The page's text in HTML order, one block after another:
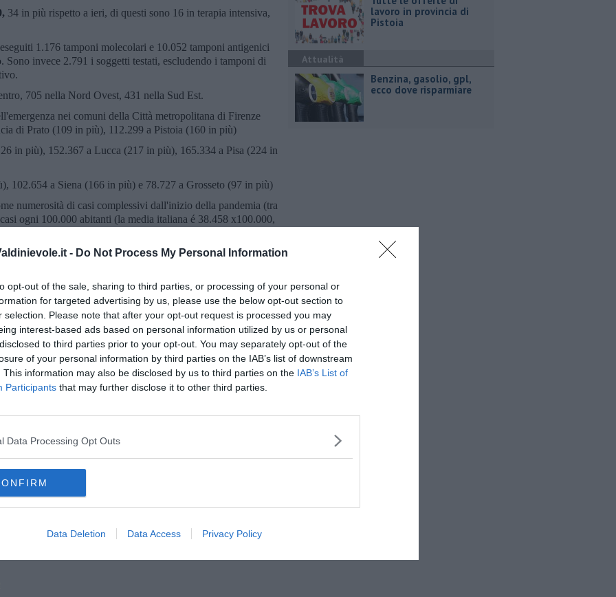
- Do Not Process My Personal Information
opt-out of the sale, sharing to third parties, or processing of your personal or
for targeted advertising by us, please use the below opt-out section to
selection. Please note that after your opt-out request is processed you may
interest-based ads based on personal information utilized by us or personal
to third parties prior to your opt-out. You may separately opt-out of the
of your personal information by third parties on the IAB’s list of downstream
This information may also be disclosed by us to third parties on the IAB’s List of
Participants that may further disclose it to other third parties.
Data Processing Opt Outs
Data Deletion Data Access Privacy Policy
34 in più rispetto a ieri, di questi sono 16 in terapia intensiva,
1.176 tamponi molecolari e 10.052 tamponi antigenici
invece 2.791 i soggetti testati, escludendo i tamponi di
705 nella Nord Ovest, 431 nella Sud Est.
nei comuni della Città metropolitana di Firenze
di Prato (109 in più), 112.299 a Pistoia (160 in più)
in più), 152.367 a Lucca (217 in più), 165.334 a Pisa (224 in
102.654 a Siena (166 in più) e 78.727 a Grosseto (97 in più)
numerosità di casi complessivi dall'inizio della pandemia (tra
ogni 100.000 abitanti (la media italiana é 38.458 x100.000,
con il tasso più alto é Lucca (con 39.683 casi ogni 100
(39.291). La più bassa concentrazione si riscontra a Prato
sintomi lievi che non richiedono cure ospedaliere o
a ieri, più 1,7%).
tutti gli effetti, da un punto di vista virale, certificati con
3.410 nella Città metropolitana di Firenze, 882
Carrara, 1.013 a Lucca, 1.217 a Pisa, 815 a Livorno, 699
aggiunte 154 persone decedute sul suolo toscano ma erano
iscriviti alla
nella tua casella di posta.
lavoro in provincia di
Pistoia
Attualità
​Benzina, gasolio, gpl,
ecco dove risparmiare